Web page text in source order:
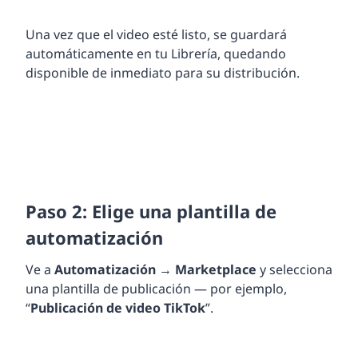
Una vez que el video esté listo, se guardará
automáticamente en tu Librería, quedando
disponible de inmediato para su distribución.
Paso 2: Elige una plantilla de
automatización
Ve a Automatización → Marketplace y selecciona
una plantilla de publicación — por ejemplo,
“Publicación de video TikTok”.